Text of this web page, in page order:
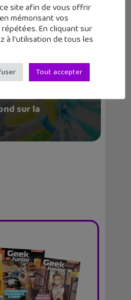
sur la
site afin de vous offrir
mémorisant vos
En cliquant sur
à l'utilisation de tous les
Tout accepter